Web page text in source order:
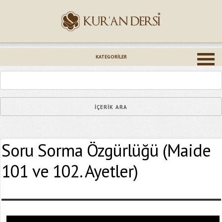
KATEGORILER
Soru Sorma Özgürlüğü (Maide
101 ve 102. Ayetler)
Epostanız (*)
Yaşadığınız Hatanın Ayrıntıları